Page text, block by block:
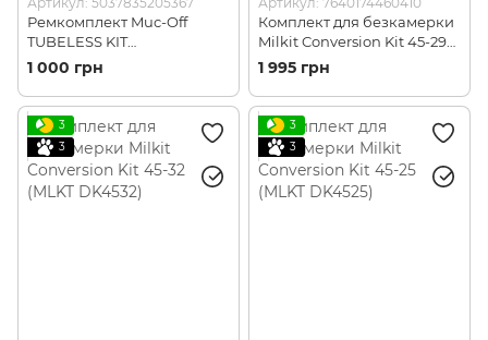
Ремкомплект Muc-Off
TUBELESS KIT
(5037835205367)
1 000 грн
Комплект для безкамерки
Milkit Conversion Kit 45-29
(MLKT DK4529)
1 995 грн
3
3
3
3